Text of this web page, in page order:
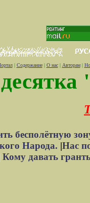
| Содержание| О нас| Авторам|
бесполётную
Народа. |Нас
Кому давать